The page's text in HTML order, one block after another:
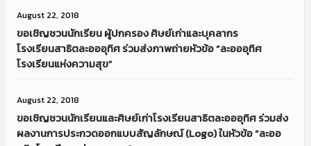
August 22, 2018
ขอเชิญชวนนักเรียน ผู้ปกครอง ศิษย์เก่าและบุคลากร
โรงเรียนสาธิตละอออุทิศ ร่วมส่งภาพถ่ายหัวข้อ “ละอออุทิศ
โรงเรียนแห่งความสุข”
August 22, 2018
ขอเชิญชวนนักเรียนและศิษย์เก่าโรงเรียนสาธิตละอออุทิศ ร่วมส่ง
ผลงานการประกวดออกแบบสัญลักษณ์ (Logo) ในหัวข้อ “ละออ